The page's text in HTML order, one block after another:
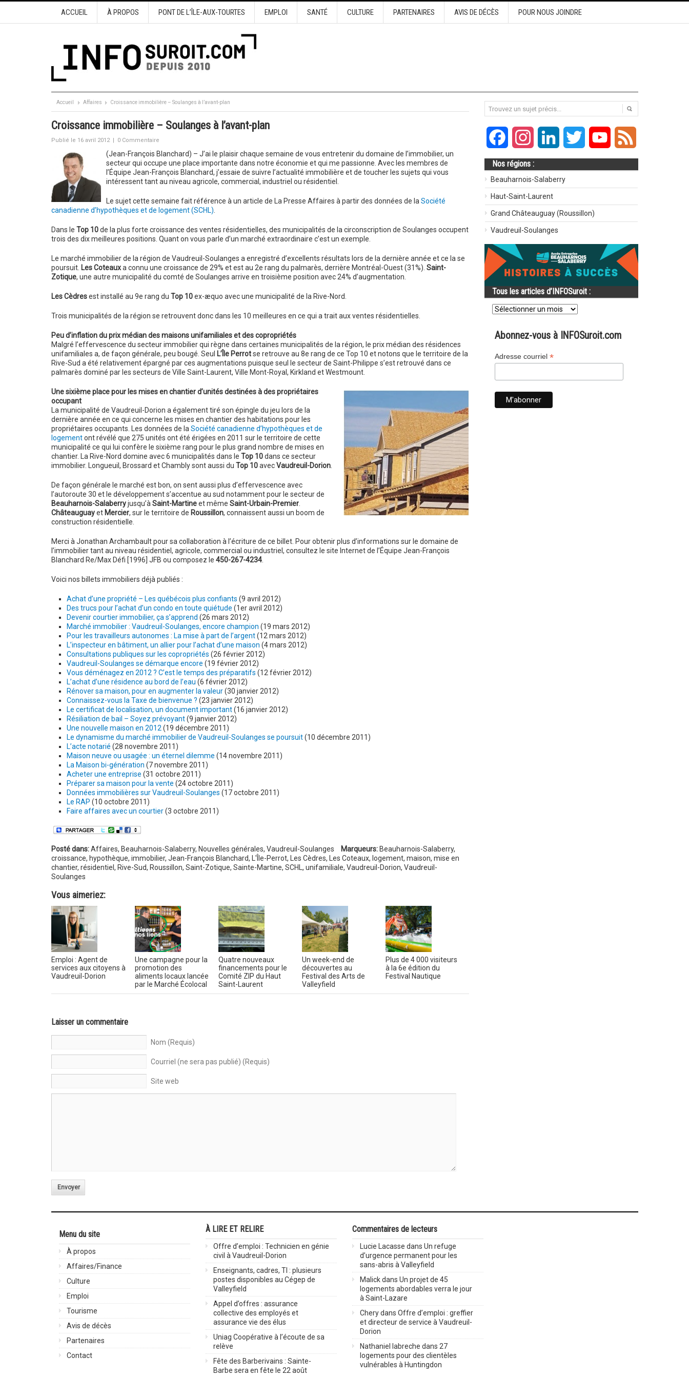
ACCUEIL À PROPOS PONT DE L’ÎLE-AUX-TOURTES EMPLOI SANTÉ CULTURE PARTENAIRES AVIS DE DÉCÈS POUR NOUS JOINDRE
Accueil Affaires Croissance immobilière – Soulanges à l’avant-plan
Croissance immobilière – Soulanges à l’avant-plan
Publié le 16 avril 2012 | 0 Commentaire
(Jean-François Blanchard) – J’ai le plaisir chaque semaine de vous entretenir du domaine de l’immobilier, un
secteur qui occupe une place importante dans notre économie et qui me passionne. Avec les membres de
l’Équipe Jean-François Blanchard, j’essaie de suivre l’actualité immobilière et de toucher les sujets qui vous
intéressent tant au niveau agricole, commercial, industriel ou résidentiel.
Le sujet cette semaine fait référence à un article de La Presse Affaires à partir des données de la Société
canadienne d’hypothèques et de logement (SCHL)
Dans le Top 10de la plus forte croissance des ventes résidentielles, des municipalités de la circonscription de Soulanges occupent
trois des dix meilleures positions. Quant on vous parle d’un marché extraordinaire c’est un exemple.
Le marché immobilier de la région de Vaudreuil-Soulanges a enregistré d’excellents résultats lors de la dernière année et ce la se
poursuit. Les Coteauxa connu une croissance de 29% et est au 2e rang du palmarès, derrière Montréal-Ouest (31%). Saint-
Zotique, une autre municipalité du comté de Soulanges arrive en troisième position avec 24% d’augmentation.
Les Cèdresest installé au 9e rang du Top 10ex-æquo avec une municipalité de la Rive-Nord.
Trois municipalités de la région se retrouvent donc dans les 10 meilleures en ce qui a trait aux ventes résidentielles.
Peu d’inflation du prix médian des maisons unifamiliales et des copropriétés
Malgré l’effervescence du secteur immobilier qui règne dans certaines municipalités de la région, le prix médian des résidences
unifamiliales a, de façon générale, peu bougé. Seul L’Île Perrotse retrouve au 8e rang de ce Top 10 et notons que le territoire de la
Rive-Sud a été relativement épargné par ces augmentations puisque seul le secteur de Saint-Philippe s’est retrouvé dans ce
palmarès dominé par les secteurs de Ville Saint-Laurent, Ville Mont-Royal, Kirkland et Westmount.
Une sixième place pour les mises en chantier d’unités destinées à des propriétaires
occupant
La municipalité de Vaudreuil-Dorion a également tiré son épingle du jeu lors de la
dernière année en ce qui concerne les mises en chantier des habitations pour les
propriétaires occupants. Les données de la Société canadienne d’hypothèques et de
logementont révélé que 275 unités ont été érigées en 2011 sur le territoire de cette
municipalité ce qui lui confère le sixième rang pour le plus grand nombre de mises en
chantier. La Rive-Nord domine avec 6 municipalités dans le Top 10dans ce secteur
immobilier. Longueuil, Brossard et Chambly sont aussi du Top 10avecVaudreuil-Dorion.
De façon générale le marché est bon, on sent aussi plus d’effervescence avec
l’autoroute 30 et le développement s’accentue au sud notamment pour le secteur de
Beauharnois-Salaberryjusqu’à Saint-Martineet même Saint-Urbain-Premier.
Châteauguayet Mercier, sur le territoire de Roussillon, connaissent aussi un boom de
construction résidentielle.
Merci à Jonathan Archambault pour sa collaboration à l’écriture de ce billet. Pour obtenir plus d’informations sur le domaine de
l’immobilier tant au niveau résidentiel, agricole, commercial ou industriel, consultez le site Internet de l’Équipe Jean-François
Blanchard Re/Max Défi [1996] JFB ou composez le 450-267-4234.
Voici nos billets immobiliers déjà publiés :
Achat d’une propriété – Les québécois plus confiants (9 avril 2012)
Des trucs pour l’achat d’un condo en toute quiétude (1er avril 2012)
Devenir courtier immobilier, ça s’apprend (26 mars 2012)
Marché immobilier : Vaudreuil-Soulanges, encore champion (19 mars 2012)
Pour les travailleurs autonomes : La mise à part de l’argent(12 mars 2012)
L’inspecteur en bâtiment, un allier pour l’achat d’une maison (4 mars 2012)
Consultations publiques sur les copropriétés (26 février 2012)
Vaudreuil-Soulanges se démarque encore (19 février 2012)
Vous déménagez en 2012 ? C’est le temps des préparatifs (12 février 2012)
L’achat d’une résidence au bord de l’eau (6 février 2012)
Rénover sa maison, pour en augmenter la valeur(30 janvier 2012)
Connaissez-vous la Taxe de bienvenue ? (23 janvier 2012)
Le certificat de localisation, un document important(16 janvier 2012)
Résiliation de bail – Soyez prévoyant(9 janvier 2012)
Une nouvelle maison en 2012 (19 décembre 2011)
Le dynamisme du marché immobilier de Vaudreuil-Soulanges se poursuit(10 décembre 2011)
L’acte notarié (28 novembre 2011)
Maison neuve ou usagée : un éternel dilemme (14 novembre 2011)
La Maison bi-génération (7 novembre 2011)
Acheter une entreprise (31 octobre 2011)
Préparer sa maison pour la vente (24 octobre 2011)
Données immobilières sur Vaudreuil-Soulanges (17 octobre 2011)
Le RAP (10 octobre 2011)
Faire affaires avec un courtier(3 octobre 2011)
Posté dans:Affaires, Beauharnois-Salaberry, Nouvelles générales, Vaudreuil-Soulanges Marqueurs: Beauharnois-Salaberry,
croissance, hypothèque, immobilier, Jean-François Blanchard, L'Île-Perrot, Les Cèdres, Les Coteaux, logement, maison, mise en
chantier, résidentiel , Rive-Sud, Roussillon, Saint-Zotique, Sainte-Martine, SCHL , unifamiliale, Vaudreuil-Dorion, Vaudreuil-
Soulanges
Vous aimeriez:
Emploi : Agent de
services aux citoyens à
Vaudreuil-Dorion
Une campagne pour la
promotion des
aliments locaux lancée
par le Marché Écolocal
Quatre nouveaux
financements pour le
Comité ZIP du Haut
Saint-Laurent
Un week-end de
découvertes au
Festival des Arts de
Valleyfield
Plus de 4 000 visiteurs
à la 6e édition du
Festival Nautique
Laisser un commentaire
Nom (Requis)
Courriel (ne sera pas publié) (Requis)
Site web
Envoyer
FacebookInstagramLinkedIn Twitter YouTube
Nos régions :
Beauharnois-Salaberry
Haut-Saint-Laurent
Grand Châteauguay (Roussillon)
Vaudreuil-Soulanges
Tous les articles d’INFOSuroit :
Tous
les
d’INFOSuroit
Abonnez-vous à INFOSuroit.com
Adresse courriel *
Menu du site
À propos
Affaires/Finance
Culture
Emploi
Tourisme
Avis de décès
Partenaires
Contact
À LIRE ET RELIRE
Offre d’emploi : Technicien en génie
civil à Vaudreuil-Dorion
Enseignants, cadres, TI : plusieurs
postes disponibles au Cégep de
Valleyfield
Appel d’offres : assurance
collective des employés et
assurance vie des élus
Uniag Coopérative à l’écoute de sa
relève
Fête des Barberivains : Sainte-
Barbe sera en fête le 22 août
Commentaires de lecteurs
Lucie Lacasse dans Un refuge
d’urgence permanent pour les
sans-abris à Valleyfield
Malickdans Un projet de 45
logements abordables verra le jour
à Saint-Lazare
Cherydans Offre d’emploi : greffier
et directeur de service à Vaudreuil-
Dorion
Nathaniel labreche dans 27
logements pour des clientèles
vulnérables à Huntingdon